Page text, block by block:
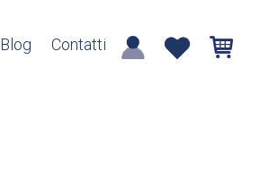
Blog Contatti